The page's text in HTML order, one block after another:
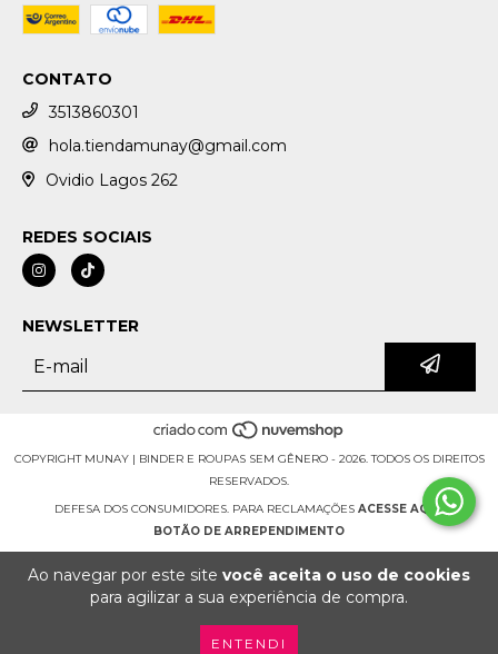
Ao navegar por este site você aceita o uso de cookies
para agilizar a sua experiência de compra.
ENTENDI
CONTATO
3513860301
hola.tiendamunay@gmail.com
Ovidio Lagos 262
REDES SOCIAIS
NEWSLETTER
COPYRIGHT MUNAY | BINDER E ROUPAS SEM GÊNERO - 2026. TODOS OS DIREITOS
RESERVADOS.
DEFESA DOS CONSUMIDORES. PARA RECLAMAÇÕES ACESSE AQUI.
BOTÃO DE ARREPENDIMENTO